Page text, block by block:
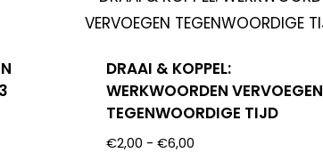
DRAAI & KOPPEL:
WERKWOORDEN VERVOEGEN
TEGENWOORDIGE TIJD
€2,00 - €6,00